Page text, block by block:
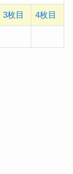
3枚目 4枚目